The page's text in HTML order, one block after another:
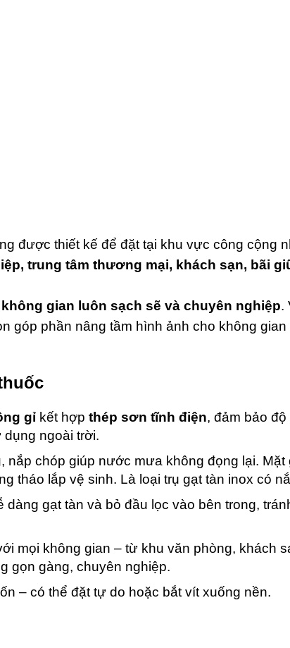
được thiết kế để đặt tại khu vực công cộng
trung tâm thương mại, khách sạn, bãi
gian luôn sạch sẽ và chuyên nghiệp.
góp phần nâng tầm hình ảnh cho không
gỉ kết hợp thép sơn tĩnh điện, đảm bảo độ
ngoài trời.
nắp chóp giúp nước mưa không đọng lại. Mặt
tháo lắp vệ sinh. Là loại trụ gạt tàn inox có
dàng gạt tàn và bỏ đầu lọc vào bên trong,
mọi không gian – từ khu văn phòng, khách
gọn gàng, chuyên nghiệp.
– có thể đặt tự do hoặc bắt vít xuống nền.